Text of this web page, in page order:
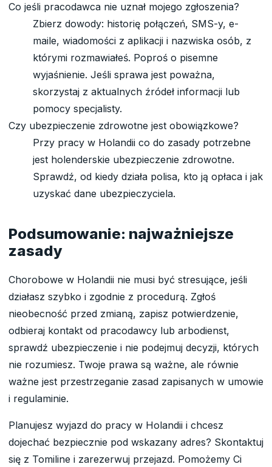
Co jeśli pracodawca nie uznał mojego zgłoszenia?
Zbierz dowody: historię połączeń, SMS-y, e-
maile, wiadomości z aplikacji i nazwiska osób, z
którymi rozmawiałeś. Poproś o pisemne
wyjaśnienie. Jeśli sprawa jest poważna,
skorzystaj z aktualnych źródeł informacji lub
pomocy specjalisty.
Czy ubezpieczenie zdrowotne jest obowiązkowe?
Przy pracy w Holandii co do zasady potrzebne
jest holenderskie ubezpieczenie zdrowotne.
Sprawdź, od kiedy działa polisa, kto ją opłaca i jak
uzyskać dane ubezpieczyciela.
Podsumowanie: najważniejsze
zasady
Chorobowe w Holandii nie musi być stresujące, jeśli
działasz szybko i zgodnie z procedurą. Zgłoś
nieobecność przed zmianą, zapisz potwierdzenie,
odbieraj kontakt od pracodawcy lub arbodienst,
sprawdź ubezpieczenie i nie podejmuj decyzji, których
nie rozumiesz. Twoje prawa są ważne, ale równie
ważne jest przestrzeganie zasad zapisanych w umowie
i regulaminie.
Planujesz wyjazd do pracy w Holandii i chcesz
dojechać bezpiecznie pod wskazany adres? Skontaktuj
się z Tomiline i zarezerwuj przejazd. Pomożemy Ci